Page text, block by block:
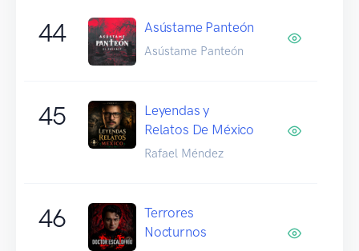
44 Asústame Panteón
Asústame Panteón
45
Leyendas y
Relatos De México
Rafael Méndez
46
Terrores
Nocturnos